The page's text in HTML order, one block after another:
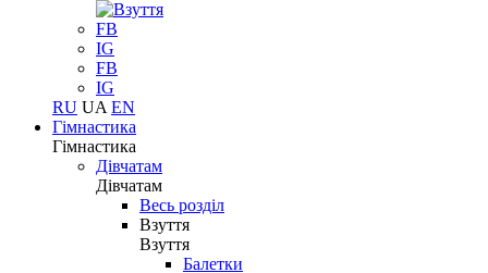
FB
IG
FB
IG
RU UA EN
Гімнастика
Гімнастика
Дівчатам
Дівчатам
Весь розділ
Взуття
Взуття
Балетки